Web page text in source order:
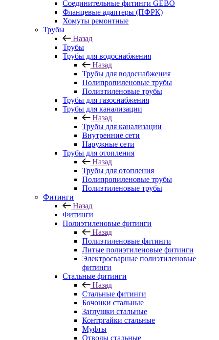
Соединительные фитинги GEBO
Фланцевые адаптеры (ПФРК)
Хомуты ремонтные
Трубы
Назад
Трубы
Трубы для водоснабжения
Назад
Трубы для водоснабжения
Полипропиленовые трубы
Полиэтиленовые трубы
Трубы для газоснабжения
Трубы для канализации
Назад
Трубы для канализации
Внутренние сети
Наружные сети
Трубы для отопления
Назад
Трубы для отопления
Полипропиленовые трубы
Полиэтиленовые трубы
Фитинги
Назад
Фитинги
Полиэтиленовые фитинги
Назад
Полиэтиленовые фитинги
Литые полиэтиленовые фитинги
Электросварные полиэтиленовые
фитинги
Стальные фитинги
Назад
Стальные фитинги
Бочонки стальные
Заглушки стальные
Контргайки стальные
Муфты
Отводы стальные